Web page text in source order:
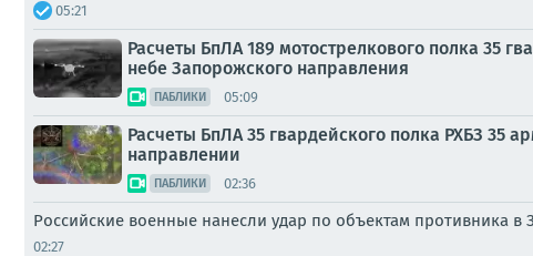
05:21
Расчеты БпЛА 189 мотострелкового полка 35
небе Запорожского направления
ПАБЛИКИ 05:09
Расчеты БпЛА 35 гвардейского полка РХБЗ 35
направлении
ПАБЛИКИ 02:36
Российские военные нанесли удар по объектам противника
02:27